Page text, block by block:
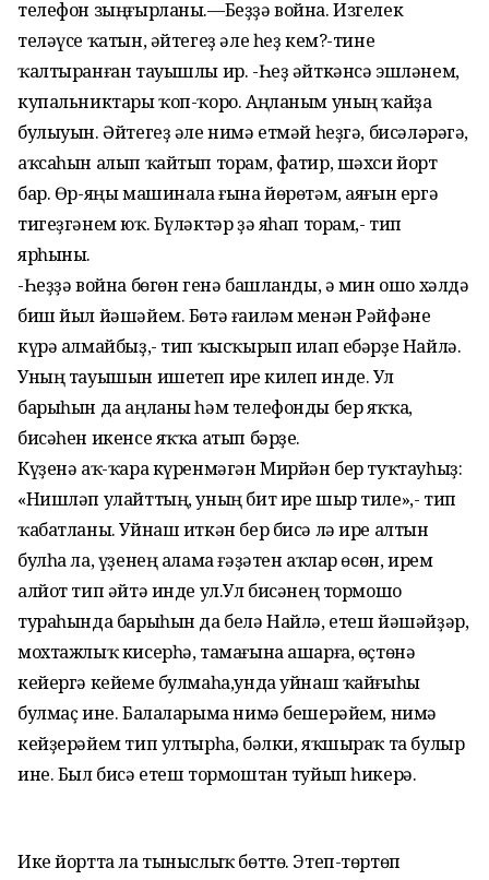
телефон зыңғырланы.—Беҙҙә война. Изгелек
теләүсе ҡатын, әйтегеҙ әле һеҙ кем?-тине
ҡалтыранған тауышлы ир. -Һеҙ әйткәнсә эшләнем,
купальниктары ҡоп-ҡоро. Аңланым уның ҡайҙа
булыуын. Әйтегеҙ әле нимә етмәй һеҙгә, бисәләрәгә,
аҡсаһын алып ҡайтып торам, фатир, шәхси йорт
бар. Өр-яңы машинала ғына йөрөтәм, аяғын ергә
тигеҙгәнем юҡ. Бүләктәр ҙә яһап торам,- тип
ярһыны.
-Һеҙҙә война бөгөн генә башланды, ә мин ошо хәлдә
биш йыл йәшәйем. Бөтә ғаиләм менән Рәйфәне
күрә алмайбыҙ,- тип ҡысҡырып илап ебәрҙе Найлә.
Уның тауышын ишетеп ире килеп инде. Ул
барыһын да аңланы һәм телефонды бер яҡҡа,
бисәһен икенсе яҡҡа атып бәрҙе.
Күҙенә аҡ-ҡара күренмәгән Мирйән бер туҡтауһыҙ:
«Нишләп улайттың, уның бит ире шыр тиле»,- тип
ҡабатланы. Уйнаш иткән бер бисә лә ире алтын
булһа ла, үҙенең алама ғәҙәтен аҡлар өсөн, ирем
алйот тип әйтә инде ул.Ул бисәнең тормошо
тураһында барыһын да белә Найлә, етеш йәшәйҙәр,
мохтажлыҡ кисерһә, тамағына ашарға, өҫтөнә
кейергә кейеме булмаһа,унда уйнаш ҡайғыһы
булмаҫ ине. Балаларыма нимә бешерәйем, нимә
кейҙерәйем тип ултырһа, бәлки, яҡшыраҡ та булыр
ине. Был бисә етеш тормоштан туйып һикерә.
Ике йортта ла тыныслыҡ бөттө. Этеп-төртөп